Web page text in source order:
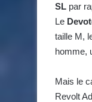
SL par
Le
taille M,
homme,
Mais le
Revolt